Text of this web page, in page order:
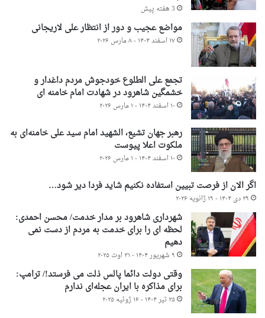
3 هفته پیش
مواضع عجیب و دور از انتظار علی لاریجانی
۱۷ اسفند ۱۴۰۴ - ۸ مارس ۲۰۲۶
تجمع علی الطلوع خودجوش مردم داغدار و
خشمگین شاهرود در شهادت امام خامنه ای
۱۰ اسفند ۱۴۰۴ - ۱ مارس ۲۰۲۶
رهبر جهان تشیع، الشهید امام سید علی خامنه‌ای به
ملکوت اعلا پیوست
۱۰ اسفند ۱۴۰۴ - ۱ مارس ۲۰۲۶
اگر الان از فرصت تبیین استفاده نکنیم شاید فردا دیر شود…
۲۹ دی ۱۴۰۴ - ۱۹ ژانویه ۲۰۲۶
شهرداری شاهرود بر مدار خدمت/ محسن احمدی:
لحظه ای را برای خدمت به مردم از دست نمی
دهیم
۹ شهریور ۱۴۰۴ - ۳۱ اوت ۲۰۲۵
وقتی دولت دائما پالس ذلت می فرستد!/ ترامپ:
برای مذاکره با ایران عجله‌ای ندارم
۲۵ تیر ۱۴۰۴ - ۱۶ ژوئیه ۲۰۲۵